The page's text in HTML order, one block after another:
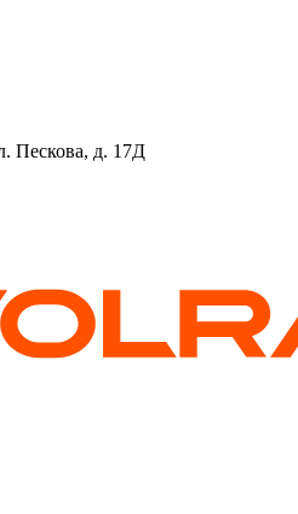
Пескова, д. 17Д